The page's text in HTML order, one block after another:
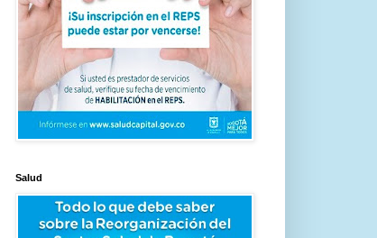
Salud